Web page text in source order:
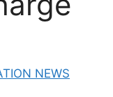
NEWS